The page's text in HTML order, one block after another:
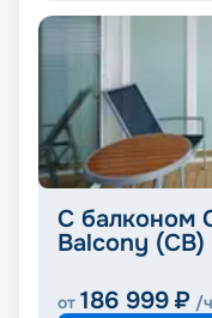
С балконом
Balcony (CB)
от 186 999 ₽ /